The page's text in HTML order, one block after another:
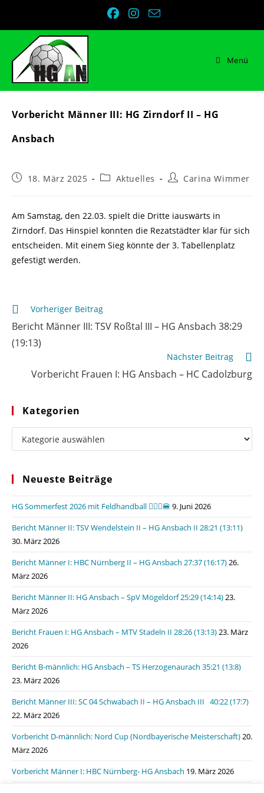
Menü
Vorbericht Männer III: HG Zirndorf II – HG
Ansbach
Beitrag18. März 2025
Beitrags-
Aktuelles
Beitrags-
Carina Wimmer
Am Samstag, den 22.03. spielt die Dritte iauswärts in
Zirndorf. Das Hinspiel konnten die Rezatstädter klar für sich
entscheiden. Mit einem Sieg könnte der 3. Tabellenplatz
gefestigt werden.
Weitere
Artikel
ansehen
Vorheriger Beitrag
Bericht Männer III: TSV Roßtal III – HG Ansbach 38:29
(19:13)
Nächster Beitrag
Vorbericht Frauen I: HG Ansbach – HC Cadolzburg
Kategorien
Kategorien
Neueste Beiträge
HG Sommerfest 2026 mit Feldhandball 🤾🏼‍♂️🍔 9. Juni 2026
Bericht Männer II: TSV Wendelstein II – HG Ansbach II 28:21 (13:11)
30. März 2026
Bericht Männer I: HBC Nürnberg II – HG Ansbach 27:37 (16:17)26.
März 2026
Bericht Männer II: HG Ansbach – SpV Mögeldorf 25:29 (14:14)23.
März 2026
Bericht Frauen I: HG Ansbach – MTV Stadeln II 28:26 (13:13)23. März
2026
Bericht B-männlich: HG Ansbach – TS Herzogenaurach 35:21 (13:8)
23. März 2026
Bericht Männer III: SC 04 Schwabach II – HG Ansbach III 40:22 (17:7)
22. März 2026
Vorbericht D-männlich: Nord Cup (Nordbayerische Meisterschaft)20.
März 2026
Vorbericht Männer I: HBC Nürnberg- HG Ansbach 19. März 2026